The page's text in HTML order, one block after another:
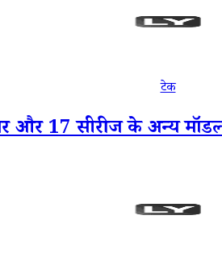
टेक
17 सीरीज के अन्य